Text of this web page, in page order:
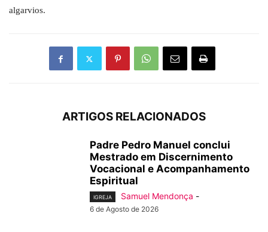
algarvios.
ARTIGOS RELACIONADOS
Padre Pedro Manuel conclui
Mestrado em Discernimento
Vocacional e Acompanhamento
Espiritual
IGREJA Samuel Mendonça -
6 de Agosto de 2026